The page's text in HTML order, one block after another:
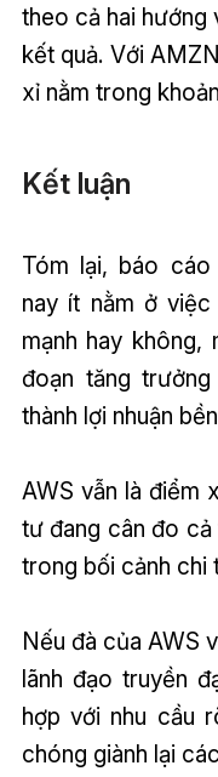
theo cả hai hướng
kết quả. Với
xỉ nằm trong
Kết luận
Tóm lại, báo cáo
nay ít nằm ở
mạnh hay không,
đoạn tăng
thành lợi nhuận
AWS vẫn là điểm
tư đang cân đo cả
trong bối cảnh chi
Nếu đà của AWS
lãnh đạo truyền
hợp với nhu cầu
chóng giành lại